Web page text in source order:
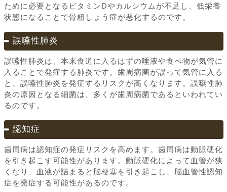
ために必要となるビタミンDやカルシウムが不足し、低栄養
状態になることで骨粗しょう症が悪化するのです。
誤嚥性肺炎
誤嚥性肺炎は、本来食道に入るはずの唾液や食べ物が気管に
入ることで発症する肺炎です。歯周病菌が誤って気管に入る
と、誤嚥性肺炎を発症するリスクが高くなります。誤嚥性肺
炎の原因となる細菌は、多くが歯周病菌であるといわれてい
るのです。
認知症
歯周病は認知症の発症リスクを高めます。歯周病は動脈硬化
を引き起こす可能性があります。動脈硬化によって血管が狭
くなり、血液が詰まると脳梗塞を引き起こし、脳血管性認知
症を発症する可能性があるのです。